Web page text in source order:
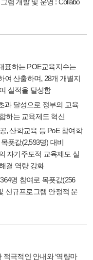
표하는 POE교육지수는
여 산출하며, 28개 개별지
실적을 달성함
과 달성으로 정부의 교육
하는 교육제도 혁신
, 산학교육 등 PoE 참여학
푯값(2,593명) 대비
자기주도적 교육제도 실
결 역량 강화
명 참여로 목푯값(256
신규프로그램 안정적 운
극적인 안내와 ‘역량마